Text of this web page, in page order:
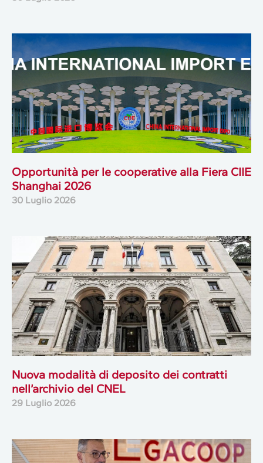
Opportunità per le cooperative alla Fiera CIIE
Shanghai 2026
30 Luglio 2026
Nuova modalità di deposito dei contratti
nell’archivio del CNEL
29 Luglio 2026